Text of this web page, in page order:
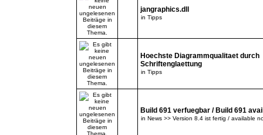
jangraphics.dll
in Tipps
Hoechste Diagrammqualitaet durch
Schriftenglaettung
in Tipps
Build 691 verfuegbar / Build 691
in News >> Version 8.4 ist fertig / available